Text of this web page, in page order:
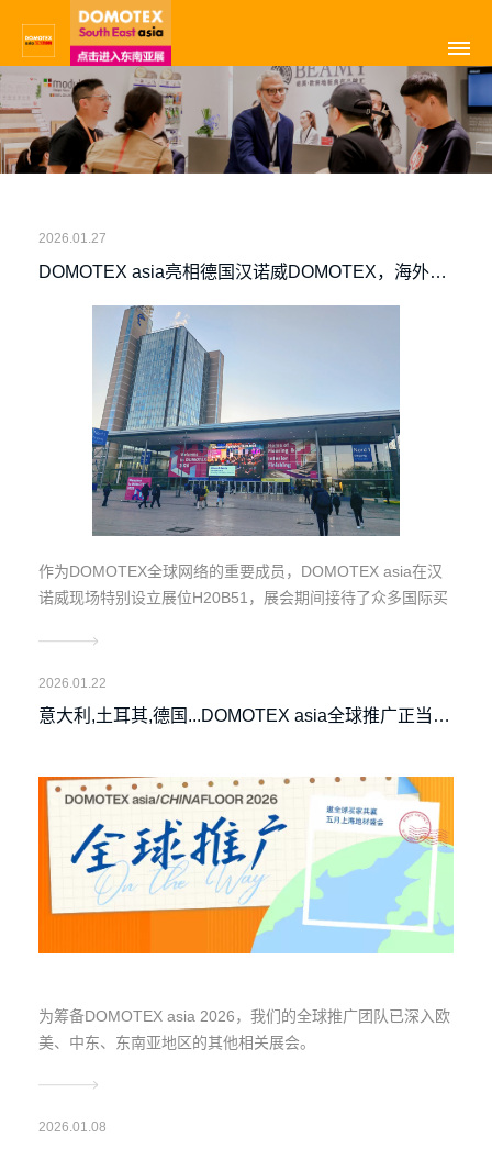
2026.01.27
DOMOTEX asia亮相德国汉诺威DOMOTEX，海外宣
传再加速
作为DOMOTEX全球网络的重要成员，DOMOTEX asia在汉
诺威现场特别设立展位H20B51，展会期间接待了众多国际买
2026.01.22
意大利,土耳其,德国...DOMOTEX asia全球推广正当
为筹备DOMOTEX asia 2026，我们的全球推广团队已深入欧
美、中东、东南亚地区的其他相关展会。
2026.01.08